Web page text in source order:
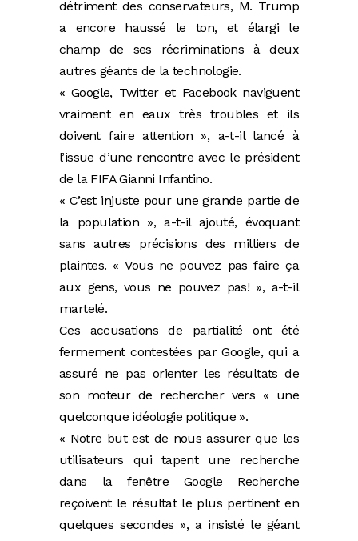
détriment des conservateurs, M. Trump
a encore haussé le ton, et élargi le
champ de ses récriminations à deux
autres géants de la technologie.
« Google, Twitter et Facebook naviguent
vraiment en eaux très troubles et ils
doivent faire attention », a-t-il lancé à
l’issue d’une rencontre avec le président
de la FIFA Gianni Infantino.
« C’est injuste pour une grande partie de
la population », a-t-il ajouté, évoquant
sans autres précisions des milliers de
plaintes. « Vous ne pouvez pas faire ça
aux gens, vous ne pouvez pas! », a-t-il
martelé.
Ces accusations de partialité ont été
fermement contestées par Google, qui a
assuré ne pas orienter les résultats de
son moteur de rechercher vers « une
quelconque idéologie politique ».
« Notre but est de nous assurer que les
utilisateurs qui tapent une recherche
dans la fenêtre Google Recherche
reçoivent le résultat le plus pertinent en
quelques secondes », a insisté le géant